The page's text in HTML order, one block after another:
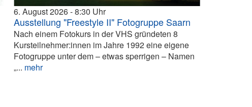
6. August 2026 8:30
Ausstellung "Freestyle II" Fotogruppe Saarn
Nach einem Fotokurs in der VHS gründeten 8
Kursteilnehmer:innen im Jahre 1992 eine eigene
Fotogruppe unter dem – etwas sperrigen – Namen
„... mehr